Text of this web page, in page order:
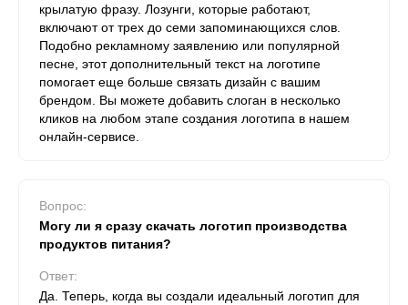
крылатую фразу. Лозунги, которые работают,
включают от трех до семи запоминающихся слов.
Подобно рекламному заявлению или популярной
песне, этот дополнительный текст на логотипе
помогает еще больше связать дизайн с вашим
брендом. Вы можете добавить слоган в несколько
кликов на любом этапе создания логотипа в нашем
онлайн-сервисе.
Вопрос:
Могу ли я сразу скачать логотип производства
продуктов питания?
Ответ:
Да. Теперь, когда вы создали идеальный логотип для